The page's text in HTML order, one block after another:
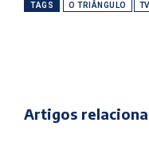
TAGS O TRIÂNGULO TVI
Artigos